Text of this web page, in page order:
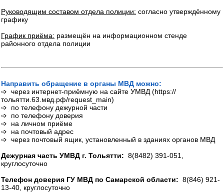
Руководящим составом отдела полиции: согласно утверждённому
графику
График приёма: размещён на информационном стенде
районного отдела полиции
Направить обращение в органы МВД можно:
➩ через интернет-приёмную на сайте УМВД (https://
тольятти.63.мвд.рф/request_main)
➩ по телефону дежурной части
➩ по телефону доверия
➩ на личном приёме
➩ на почтовый адрес
➩ через почтовый ящик, установленный в зданиях органов МВД
Дежурная часть УМВД г. Тольятти: 8(8482) 391-051,
круглосуточно
Телефон доверия ГУ МВД по Самарской области: 8(846) 921-
13-40, круглосуточно